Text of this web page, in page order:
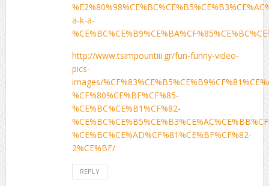
a-k-a-
http://www.tsimpountiii.gr/fun-funny-video-
pics-
images/
%CF%80%CE%BF%CF%85-
%CE%BC%CE%B1%CF%82-
%CE%BC%CE%AD%CF%81%CE%BF%CF%82-
2%CE%BF/
REPLY